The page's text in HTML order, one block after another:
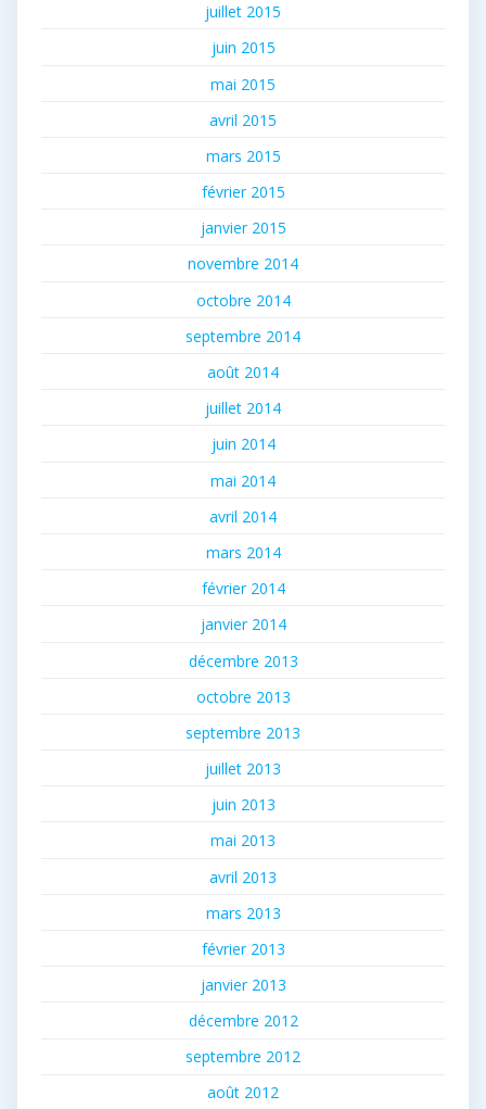
juillet 2015
juin 2015
mai 2015
avril 2015
mars 2015
février 2015
janvier 2015
novembre 2014
octobre 2014
septembre 2014
août 2014
juillet 2014
juin 2014
mai 2014
avril 2014
mars 2014
février 2014
janvier 2014
décembre 2013
octobre 2013
septembre 2013
juillet 2013
juin 2013
mai 2013
avril 2013
mars 2013
février 2013
janvier 2013
décembre 2012
septembre 2012
août 2012